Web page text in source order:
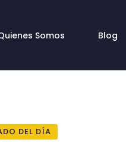
Somos Blog
DEL DÍA